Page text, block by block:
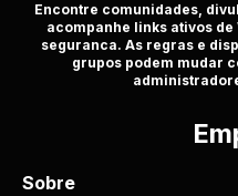
Encontre comunidades,
acompanhe links ativos de
seguranca. As regras e
grupos podem mudar
Sobre